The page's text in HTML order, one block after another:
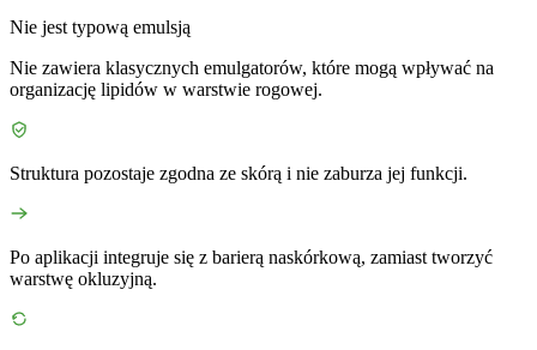
Nie jest typową emulsją
Nie zawiera klasycznych emulgatorów, które mogą wpływać na
organizację lipidów w warstwie rogowej.
Struktura pozostaje zgodna ze skórą i nie zaburza jej funkcji.
Po aplikacji integruje się z barierą naskórkową, zamiast tworzyć
warstwę okluzyjną.